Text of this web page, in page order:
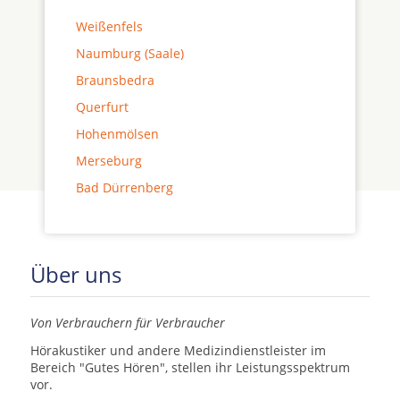
Weißenfels
Naumburg (Saale)
Braunsbedra
Querfurt
Hohenmölsen
Merseburg
Bad Dürrenberg
Über uns
Von Verbrauchern für Verbraucher
Hörakustiker und andere Medizindienstleister im
Bereich "Gutes Hören", stellen ihr Leistungsspektrum
vor.